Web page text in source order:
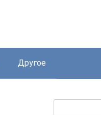
Другое